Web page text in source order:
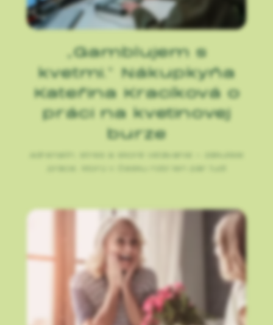
„Gamblujem s
kvetmi.“ Nákupkyňa
Kateřina Kracíková o
práci na kvetinovej
burze
Adrenalín, stres a skoré vstávanie – zákulisie
práce, ktorú v Česku robí len pár ľudí